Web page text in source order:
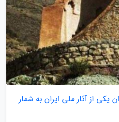
یکی از آثار ملی ایران به شمار